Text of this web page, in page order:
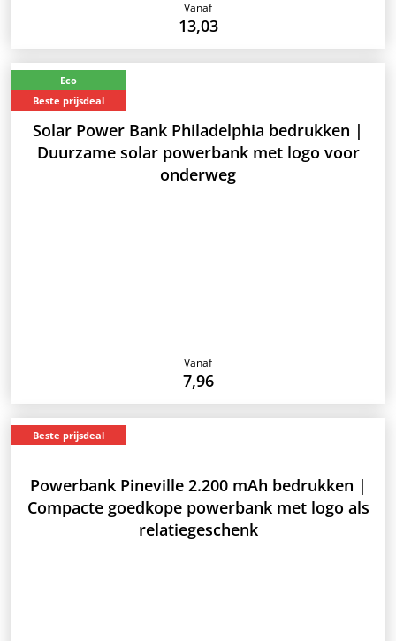
Vanaf
13,03
Eco
Beste prijsdeal
Solar Power Bank Philadelphia bedrukken |
Duurzame solar powerbank met logo voor
onderweg
Vanaf
7,96
Beste prijsdeal
Powerbank Pineville 2.200 mAh bedrukken |
Compacte goedkope powerbank met logo als
relatiegeschenk